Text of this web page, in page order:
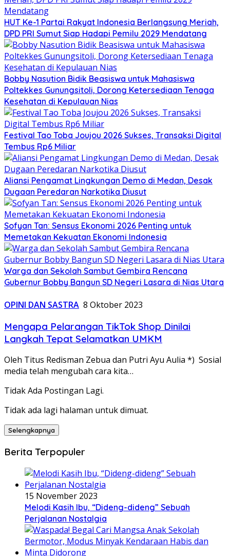
HUT Ke-1 Partai Rakyat Indonesia Berlangsung Meriah,
DPD PRI Sumut Siap Hadapi Pemilu 2029 Mendatang
Bobby Nasution Bidik Beasiswa untuk Mahasiswa
Poltekkes Gunungsitoli, Dorong Ketersediaan Tenaga
Kesehatan di Kepulauan Nias
Festival Tao Toba Joujou 2026 Sukses, Transaksi Digital
Tembus Rp6 Miliar
Aliansi Pengamat Lingkungan Demo di Medan, Desak
Dugaan Peredaran Narkotika Diusut
Sofyan Tan: Sensus Ekonomi 2026 Penting untuk
Memetakan Kekuatan Ekonomi Indonesia
Warga dan Sekolah Sambut Gembira Rencana
Gubernur Bobby Bangun SD Negeri Lasara di Nias Utara
OPINI DAN SASTRA 8 Oktober 2023
Mengapa Pelarangan TikTok Shop Dinilai
Langkah Tepat Selamatkan UMKM
Oleh Titus Redisman Zebua dan Putri Ayu Aulia *) Sosial
media telah mengubah cara kita…
Tidak Ada Postingan Lagi.
Tidak ada lagi halaman untuk dimuat.
Selengkapnya
Berita Terpopuler
15 November 2023
Melodi Kasih Ibu, “Dideng-dideng” Sebuah
Perjalanan Nostalgia